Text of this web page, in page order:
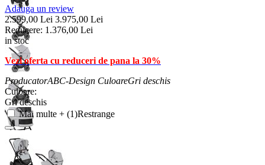
Adauga un review
2.599,00 Lei 3.975,00 Lei
Reducere: 1.376,00 Lei
in stoc
Vezi oferta cu reduceri de pana la 30%
ProducatorABC-Design CuloareGri deschis
Culoare:
Gri deschis
Mai multe + (1)Restrange